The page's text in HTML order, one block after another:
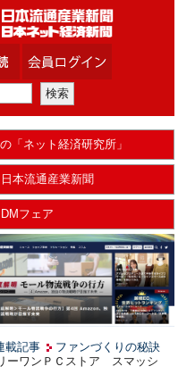
「ネット経済研究所」
日本流通産業新聞
DMフェア
載記事
ファンづくりの秘訣
ーワンＰＣストア スマッシ